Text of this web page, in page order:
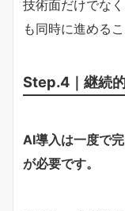
技術面だけでな
も同時に進める
Step.4｜継続
AI導入は一度で
が必要です。